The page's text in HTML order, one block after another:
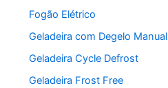
Fogão Elétrico
Geladeira com Degelo Manual
Geladeira Cycle Defrost
Geladeira Frost Free